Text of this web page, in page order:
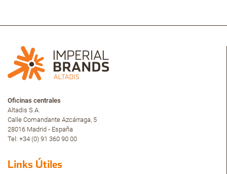
Oficinas centrales
Altadis S.A.
Calle Comandante Azcárraga, 5
28016 Madrid - España
Tel: +34 (0) 91 360 90 00
Links Útiles